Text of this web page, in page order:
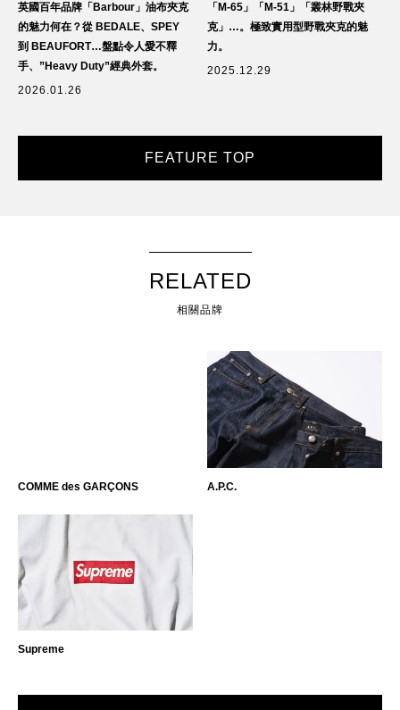
英國百年品牌「Barbour」油布夾克
的魅力何在？從 BEDALE、SPEY
到 BEAUFORT…盤點令人愛不釋
手、”Heavy Duty”經典外套。
2026.01.26
「M-65」「M-51」「叢林野戰夾
克」…。極致實用型野戰夾克的魅
力。
2025.12.29
FEATURE TOP
RELATED
相關品牌
COMME des GARÇONS A.P.C.
Supreme